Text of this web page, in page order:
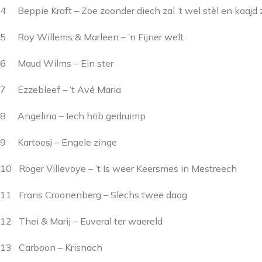
4 Beppie Kraft – Zoe zoonder diech zal ’t wel stèl en kaajd
5 Roy Willems & Marleen – ’n Fijner welt
6 Maud Wilms – Ein ster
7 Ezzebleef – ’t Avé Maria
8 Angelina – Iech höb gedruimp
9 Kartoesj – Engele zinge
10 Roger Villevoye – ’t Is weer Keersmes in Mestreech
11 Frans Croonenberg – Slechs twee daag
12 Thei & Marij – Euveral ter waereld
13 Carboon – Krisnach